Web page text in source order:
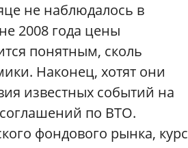
не наблюдалось в
2008 года цены
понятным, сколь
Наконец, хотят они
известных событий на
соглашений по ВТО.
фондового рынка, курс